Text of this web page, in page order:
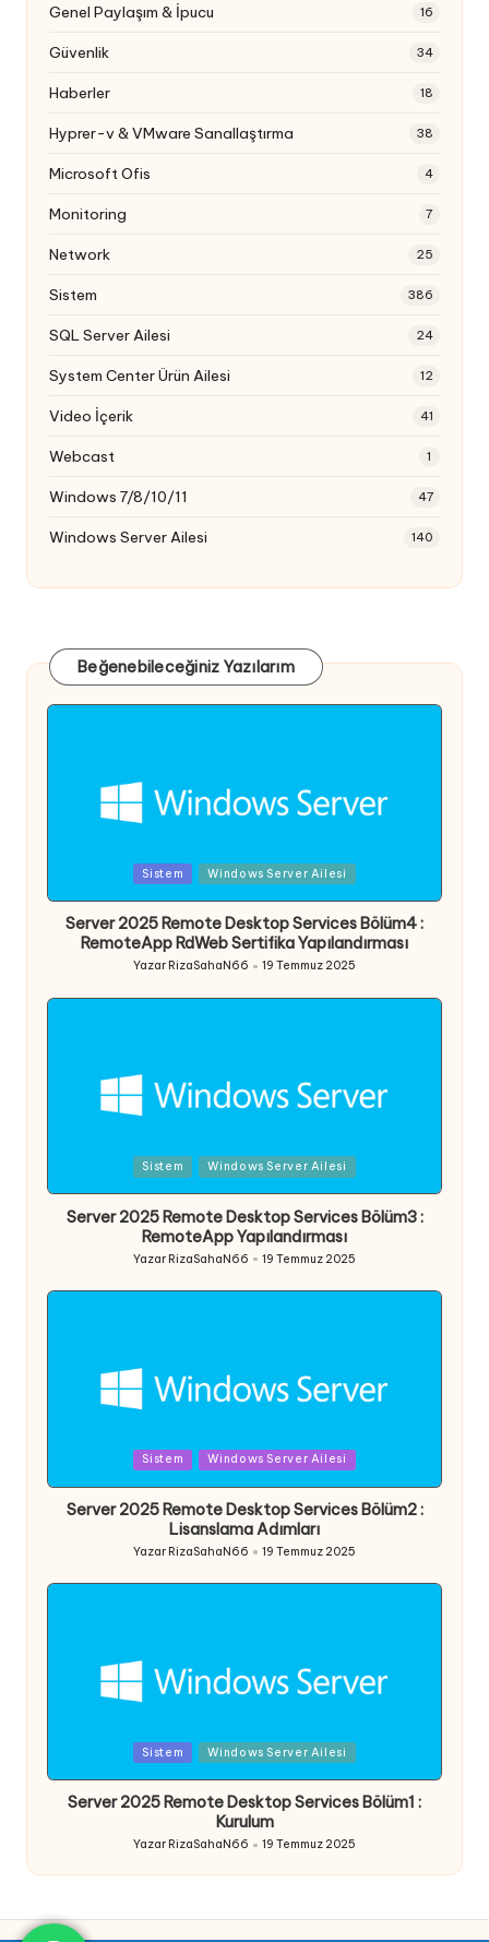
Genel Paylaşım & İpucu 16
Güvenlik 34
Haberler 18
Hyprer-v & VMware Sanallaştırma 38
Microsoft Ofis 4
Monitoring 7
Network 25
Sistem 386
SQL Server Ailesi 24
System Center Ürün Ailesi 12
Video İçerik 41
Webcast 1
Windows 7/8/10/11 47
Windows Server Ailesi 140
Beğenebileceğiniz Yazılarım
Sistem Windows Server Ailesi
Server 2025 Remote Desktop Services Bölüm4 :
RemoteApp RdWeb Sertifika Yapılandırması
Yazar RizaSahaN66 19 Temmuz 2025
Sistem Windows Server Ailesi
Server 2025 Remote Desktop Services Bölüm3 :
RemoteApp Yapılandırması
Posted
Yazar RizaSahaN66 19 Temmuz 2025
Sistem Windows Server Ailesi
Server 2025 Remote Desktop Services Bölüm2 :
Lisanslama Adımları
Posted
by
Yazar RizaSahaN66 19 Temmuz 2025
Sistem Windows Server Ailesi
Server 2025 Remote Desktop Services Bölüm1 :
Kurulum
by
Yazar RizaSahaN66 19 Temmuz 2025